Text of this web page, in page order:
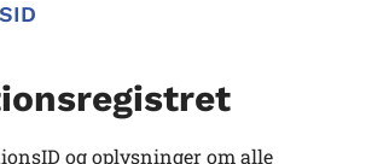
og oplysninger om alle